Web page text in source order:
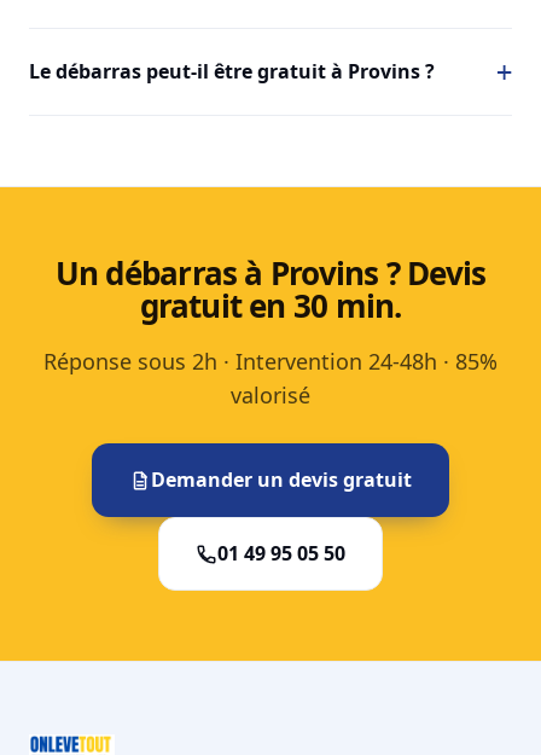
Le débarras peut-il être gratuit à Provins ?
Un débarras à Provins ? Devis
gratuit en 30 min.
Réponse sous 2h · Intervention 24-48h · 85%
valorisé
Demander un devis gratuit
01 49 95 05 50